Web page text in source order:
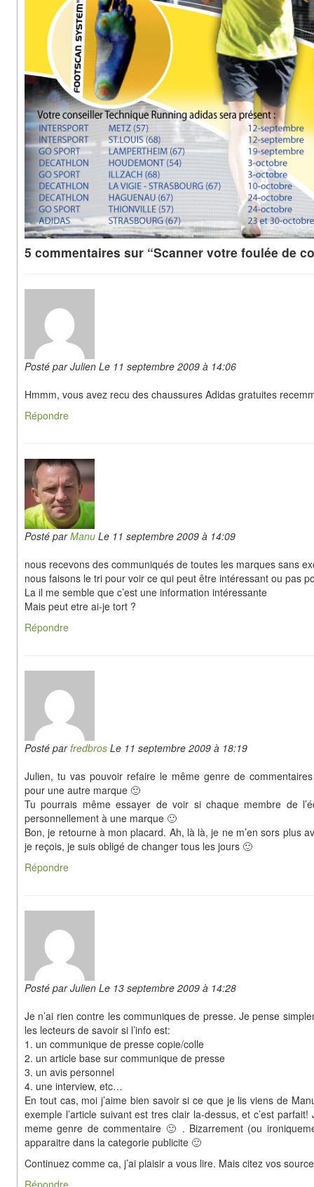
5 commentaires sur “Scanner votre foulée de
Posté par Julien Le 11 septembre 2009 à 14:06
Hmmm, vous avez recu des chaussures Adidas gratuites
Répondre
Posté parManu Le 11 septembre 2009 à 14:09
nous recevons des communiqués de toutes les marques sans
nous faisons le tri pour voir ce qui peut être intéressant ou pas
La il me semble que c’est une information intéressante
Mais peut etre ai-je tort ?
Répondre
Posté parfredbros Le 11 septembre 2009 à 18:19
Julien, tu vas pouvoir refaire le même genre de
pour une autre marque 🙂
Tu pourrais même essayer de voir si chaque membre de
personnellement à une marque 🙂
Bon, je retourne à mon placard. Ah, là là, je ne m’en sors plus
je reçois, je suis obligé de changer tous les jours 🙂
Répondre
Posté par Julien Le 13 septembre 2009 à 14:28
Je n’ai rien contre les communiques de presse. Je pense
les lecteurs de savoir si l’info est:
1. un communique de presse copie/colle
2. un article base sur communique de presse
3. un avis personnel
4. une interview, etc…
En tout cas, moi j’aime bien savoir si ce que je lis viens de
exemple l’article suivant est tres clair la-dessus, et c’est
meme genre de commentaire 🙂 . Bizarrement (ou
apparaitre dans la categorie publicite 🙂
Continuez comme ca, j’ai plaisir a vous lire. Mais citez vos
Répondre